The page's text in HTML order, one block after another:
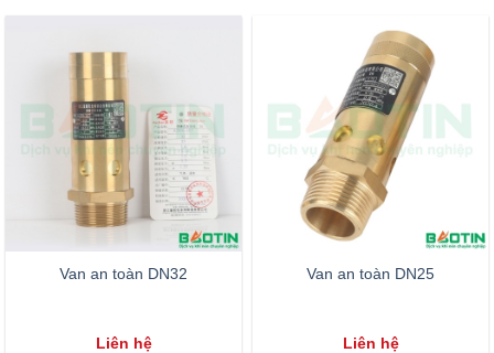
Van an toàn DN32
Liên hệ
Van an toàn DN25
Liên hệ